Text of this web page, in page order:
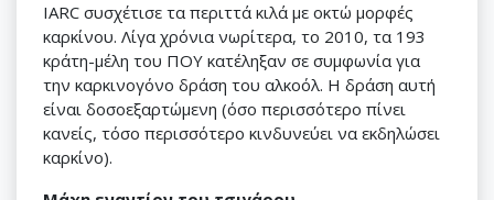
IARC συσχέτισε τα περιττά κιλά με οκτώ μορφές
καρκίνου. Λίγα χρόνια νωρίτερα, το 2010, τα 193
κράτη-μέλη του ΠΟΥ κατέληξαν σε συμφωνία για
την καρκινογόνο δράση του αλκοόλ. Η δράση αυτή
είναι δοσοεξαρτώμενη (όσο περισσότερο πίνει
κανείς, τόσο περισσότερο κινδυνεύει να εκδηλώσει
καρκίνο).